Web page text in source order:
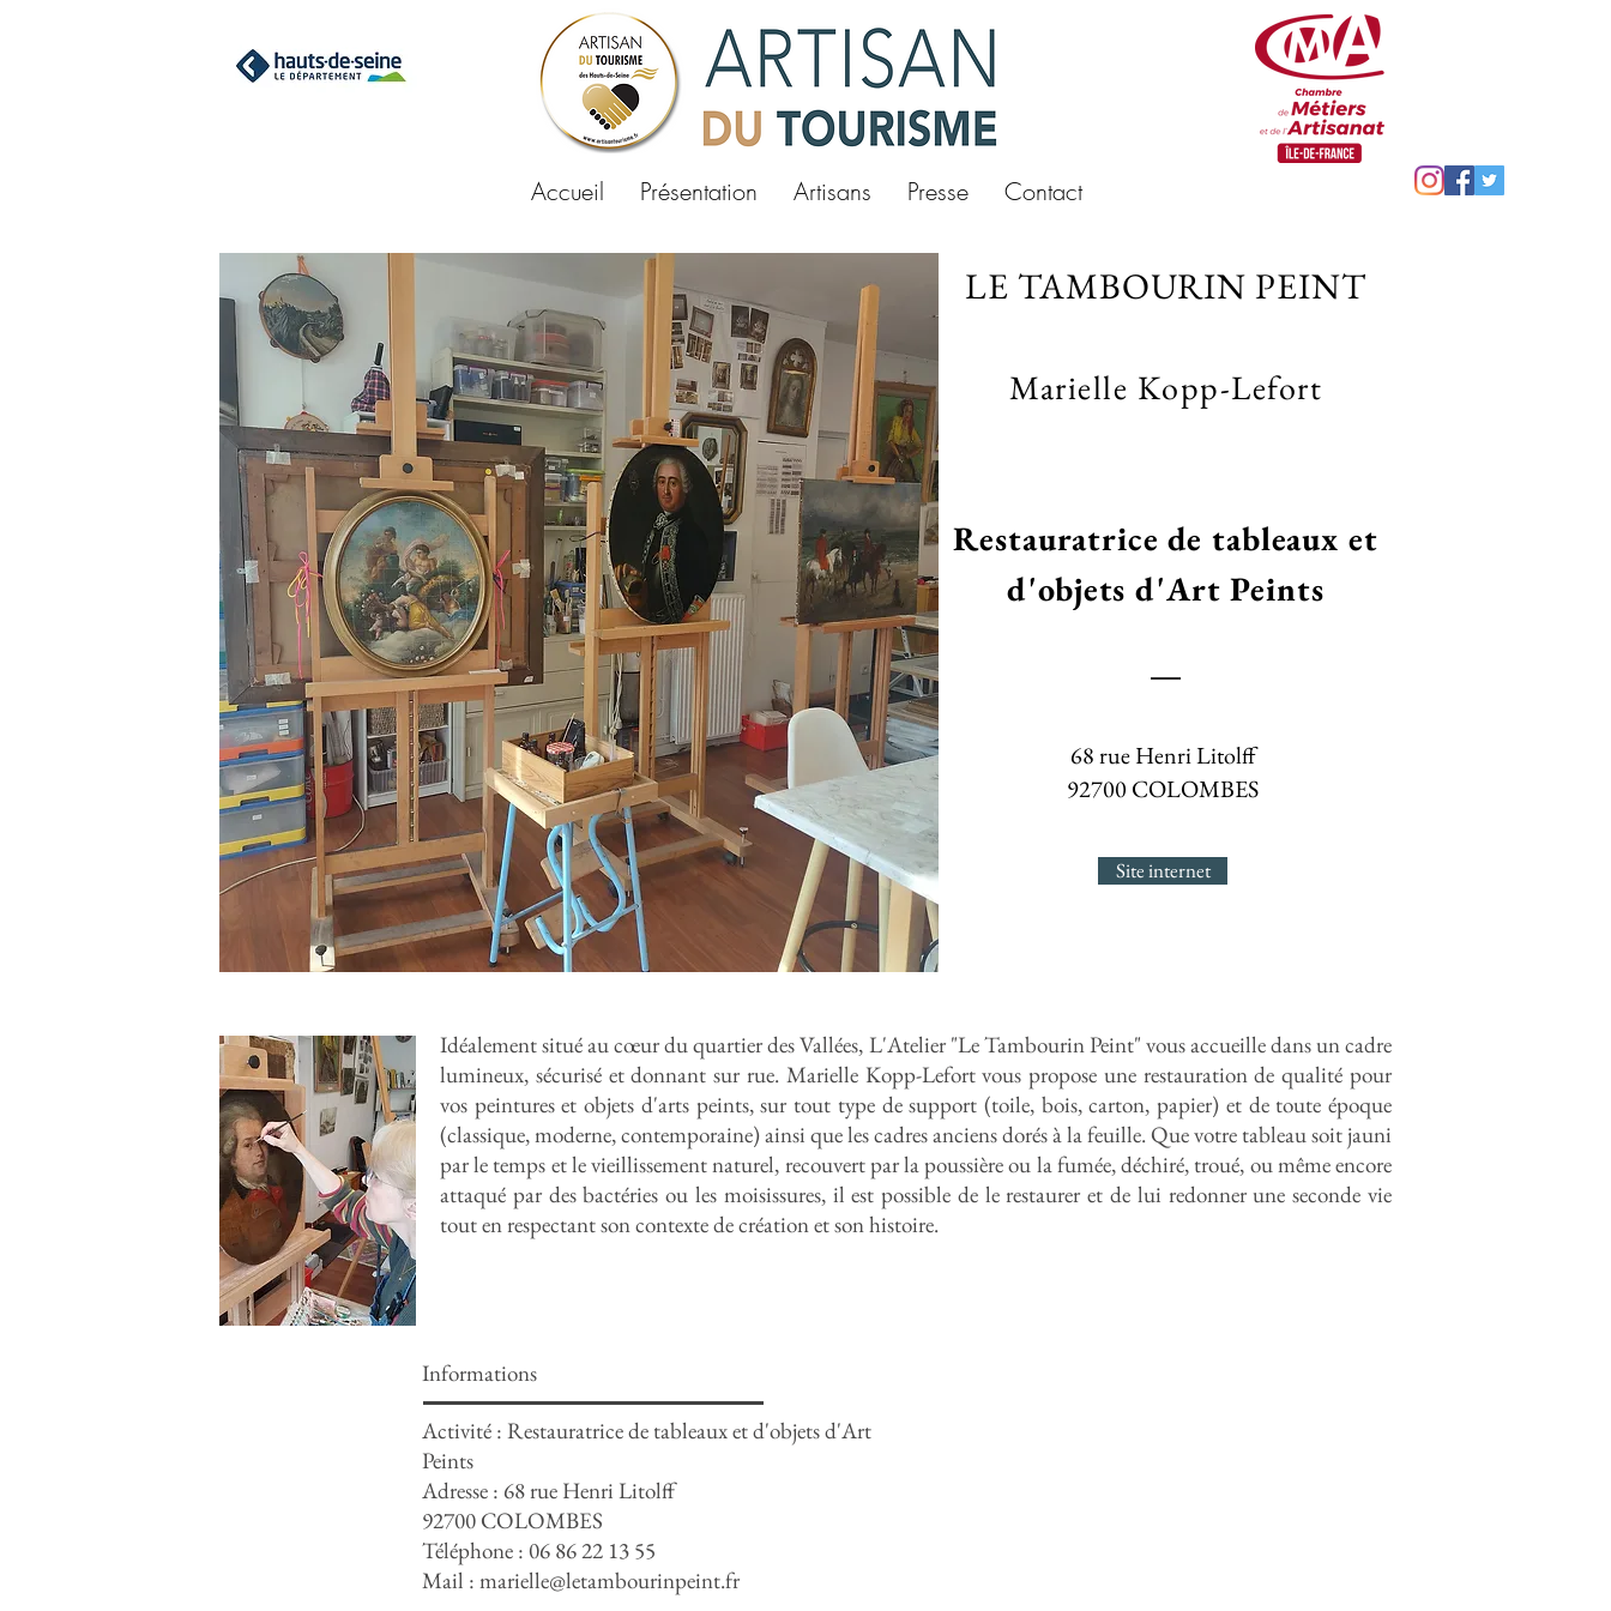
Accueil Présentation Artisans Presse Contact
LE TAMBOURIN PEINT
Marielle Kopp-Lefort
Restauratrice de tableaux et
d'objets d'Art Peints
68 rue Henri Litolff
92700 COLOMBES
Site internet
Idéalement situé au cœur du quartier des Vallées, L'Atelier "Le Tambourin Peint" vous accueille dans un cadre
lumineux, sécurisé et donnant sur rue. Marielle Kopp-Lefort vous propose une restauration de qualité pour
vos peintures et objets d'arts peints, sur tout type de support (toile, bois, carton, papier) et de toute époque
(classique, moderne, contemporaine) ainsi que les cadres anciens dorés à la feuille. Que votre tableau soit jauni
par le temps et le vieillissement naturel, recouvert par la poussière ou la fumée, déchiré, troué, ou même encore
attaqué par des bactéries ou les moisissures, il est possible de le restaurer et de lui redonner une seconde vie
tout en respectant son contexte de création et son histoire.
Informations
Activité : Restauratrice de tableaux et d'objets d'Art
Peints
Adresse : 68 rue Henri Litolff
92700 COLOMBES
Téléphone : 06 86 22 13 55
Mail : marielle@letambourinpeint.fr